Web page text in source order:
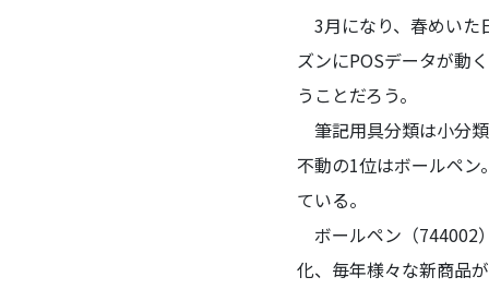
3月になり、春めいた
ズンにPOSデータが動
うことだろう。
筆記用具分類は小分
不動の1位はボールペ
ている。
ボールペン（744002
化、毎年様々な新商品